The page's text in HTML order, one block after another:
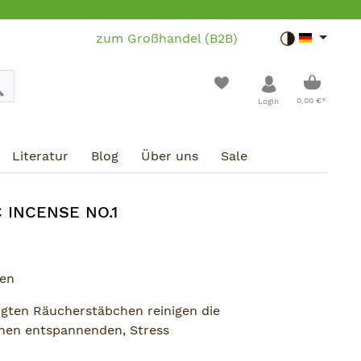
zum Großhandel (B2B)
Toggle
Login 0,00 €*
Literatur Blog Über uns Sale
INCENSE NO.1
Räucherstäbchen reinigen die
entspannenden, Stress